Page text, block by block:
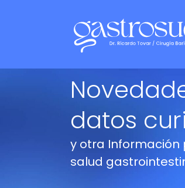
datos
y otra Información
salud